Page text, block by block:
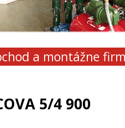
a montážne
5/4 900